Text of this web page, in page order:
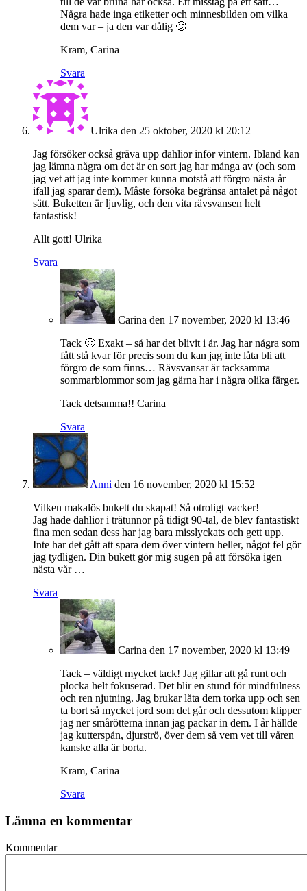
Några hade inga etiketter och minnesbilden om vilka
dem var – ja den var dålig 🙂
Kram, Carina
Svara
Ulrika den 25 oktober, 2020 kl 20:12
Jag försöker också gräva upp dahlior inför vintern. Ibland kan
jag lämna några om det är en sort jag har många av (och som
jag vet att jag inte kommer kunna motstå att förgro nästa år
ifall jag sparar dem). Måste försöka begränsa antalet på något
sätt. Buketten är ljuvlig, och den vita rävsvansen helt
fantastisk!
Allt gott! Ulrika
Svara
Carina den 17 november, 2020 kl 13:46
Tack 🙂 Exakt – så har det blivit i år. Jag har några som
fått stå kvar för precis som du kan jag inte låta bli att
förgro de som finns… Rävsvansar är tacksamma
sommarblommor som jag gärna har i några olika färger.
Tack detsamma!! Carina
Svara
Anni den 16 november, 2020 kl 15:52
Vilken makalös bukett du skapat! Så otroligt vacker!
Jag hade dahlior i trätunnor på tidigt 90-tal, de blev fantastiskt
fina men sedan dess har jag bara misslyckats och gett upp.
Inte har det gått att spara dem över vintern heller, något fel gör
jag tydligen. Din bukett gör mig sugen på att försöka igen
nästa vår …
Svara
Carina den 17 november, 2020 kl 13:49
Tack – väldigt mycket tack! Jag gillar att gå runt och
plocka helt fokuserad. Det blir en stund för mindfulness
och ren njutning. Jag brukar låta dem torka upp och sen
ta bort så mycket jord som det går och dessutom klipper
jag ner smårötterna innan jag packar in dem. I år hällde
jag kutterspån, djurströ, över dem så vem vet till våren
kanske alla är borta.
Kram, Carina
Svara
Lämna en kommentar
Kommentar